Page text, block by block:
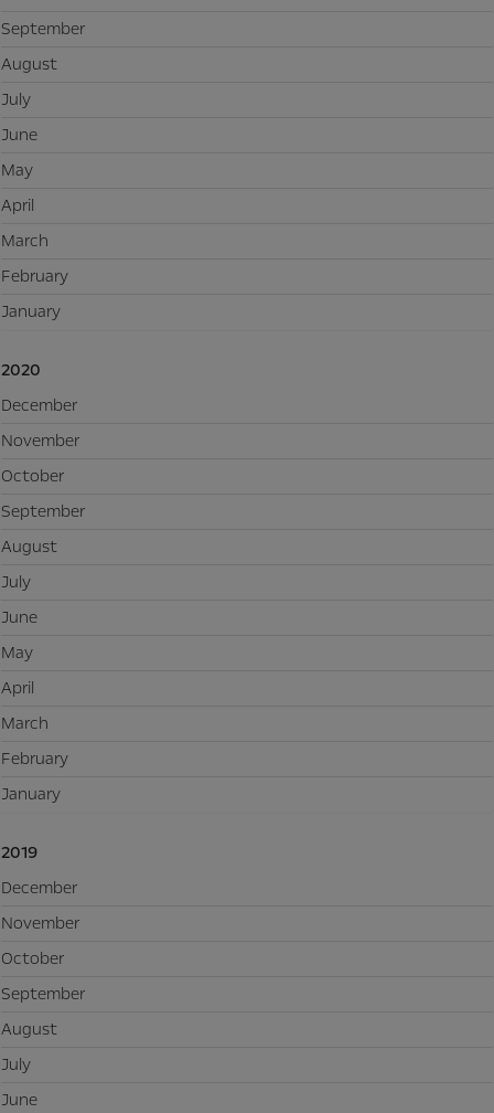
September
August
July
June
May
April
March
February
January
2020
December
November
October
September
August
July
June
May
April
March
February
January
2019
December
November
October
September
August
July
June